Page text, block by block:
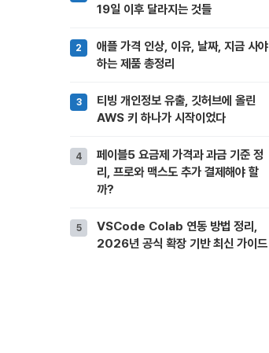
19일 이후 달라지는 것들
애플 가격 인상, 이유, 날짜, 지금 사야
하는 제품 총정리
티빙 개인정보 유출, 깃허브에 올린
AWS 키 하나가 시작이었다
페이블5 요금제 가격과 과금 기준 정
리, 프로와 맥스도 추가 결제해야 할
까?
VSCode Colab 연동 방법 정리,
2026년 공식 확장 기반 최신 가이드